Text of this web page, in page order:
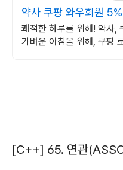
약사 쿠팡 와우회원
쾌적한 하루를 위해! 약사,
가벼운 아침을 위해, 쿠팡
[C++] 65. 연관